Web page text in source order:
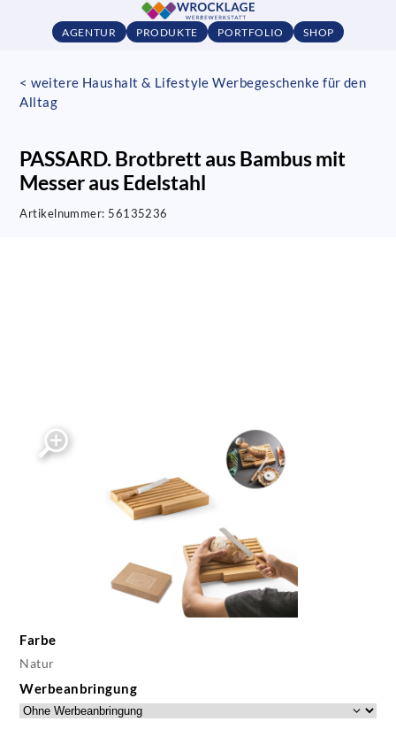
AGENTUR PRODUKTE PORTFOLIO SHOP
< weitere Haushalt & Lifestyle Werbegeschenke für den
Alltag
PASSARD. Brotbrett aus Bambus mit
Messer aus Edelstahl
Artikelnummer: 56135236
Farbe
Natur
Werbeanbringung